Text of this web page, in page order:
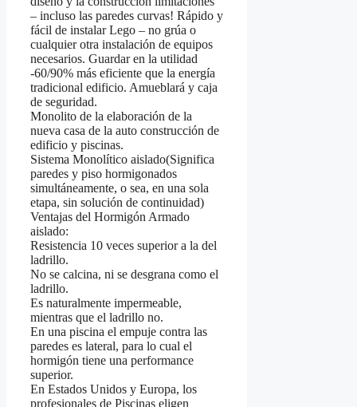
– incluso las paredes curvas! Rápido y
fácil de instalar Lego – no grúa o
cualquier otra instalación de equipos
necesarios. Guardar en la utilidad
-60/90% más eficiente que la energía
tradicional edificio. Amueblará y caja
de seguridad.
Monolito de la elaboración de la
nueva casa de la auto construcción de
edificio y piscinas.
Sistema Monolítico aislado(Significa
paredes y piso hormigonados
simultáneamente, o sea, en una sola
etapa, sin solución de continuidad)
Ventajas del Hormigón Armado
aislado:
Resistencia 10 veces superior a la del
ladrillo.
No se calcina, ni se desgrana como el
ladrillo.
Es naturalmente impermeable,
mientras que el ladrillo no.
En una piscina el empuje contra las
paredes es lateral, para lo cual el
hormigón tiene una performance
superior.
En Estados Unidos y Europa, los
profesionales de Piscinas eligen